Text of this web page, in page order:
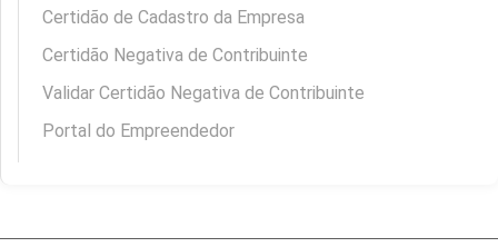
Certidão de Cadastro da Empresa
Certidão Negativa de Contribuinte
Validar Certidão Negativa de Contribuinte
Portal do Empreendedor